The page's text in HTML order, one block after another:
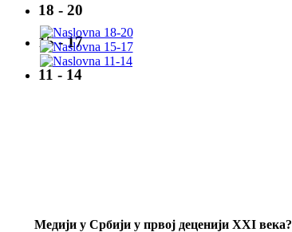
18 - 20
15 - 17
11 - 14
Mедији у Србији у првој деценији XXI века?